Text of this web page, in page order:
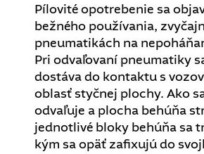
Pílovité opotrebenie sa
bežného používania,
pneumatikách na
Pri odvaľovaní pneumatiky
dostáva do kontaktu s
oblasť styčnej plochy. Ako
odvaľuje a plocha behúňa
jednotlivé bloky behúňa sa
kým sa opäť zafixujú do